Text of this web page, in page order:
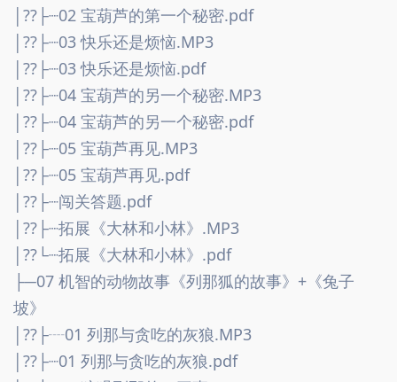
│??├┈02 宝葫芦的第一个秘密.pdf
│??├┈03 快乐还是烦恼.MP3
│??├┈03 快乐还是烦恼.pdf
│??├┈04 宝葫芦的另一个秘密.MP3
│??├┈04 宝葫芦的另一个秘密.pdf
│??├┈05 宝葫芦再见.MP3
│??├┈05 宝葫芦再见.pdf
│??├┈闯关答题.pdf
│??├┈拓展《大林和小林》.MP3
│??└┈拓展《大林和小林》.pdf
├─07 机智的动物故事《列那狐的故事》+《兔子
坡》
│??├┈01 列那与贪吃的灰狼.MP3
│??├┈01 列那与贪吃的灰狼.pdf